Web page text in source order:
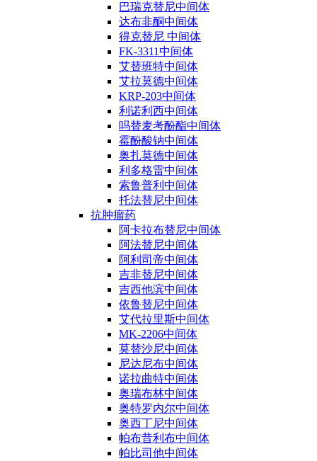
巴瑞克替尼中间体
达布非酮中间体
得克替尼 中间体
FK-3311中间体
艾替班特中间体
艾拉莫德中间体
KRP-203中间体
利诺利西中间体
吗替麦考酚酯中间体
霉酚酸钠中间体
奥扎莫德中间体
利多格雷中间体
索鲁普利中间体
托法替尼中间体
抗肿瘤药
阿卡拉布替尼中间体
阿法替尼中间体
阿利司帝中间体
吉非替尼中间体
吉西他滨中间体
依鲁替尼中间体
艾代拉里斯中间体
MK-2206中间体
莫替沙尼中间体
尼达尼布中间体
诺拉曲特中间体
奥瑞布林中间体
奥特罗内尔中间体
奥西丁尼中间体
帕布昔利布中间体
帕比司他中间体